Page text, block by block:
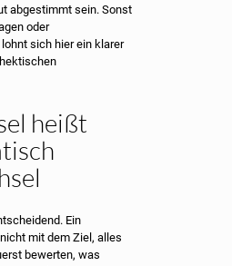
abgestimmt sein. Sonst
oder
sich hier ein klarer
heißt
Ein
mit dem Ziel, alles
bewerten, was